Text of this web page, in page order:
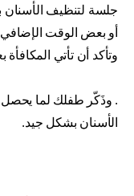
جلسة لتنظيف الأسنان
أو بعض الوقت الإضافي
وتأكد أن تأتي
. وذَكّر طفلك لما يحصل
الأسنان بشكل جيد.